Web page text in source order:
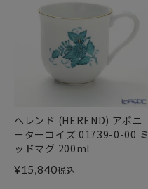
ヘレンド (HEREND) アポニ
ーターコイズ 01739-0-00 ミ
ッドマグ 200ml
¥15,840税込